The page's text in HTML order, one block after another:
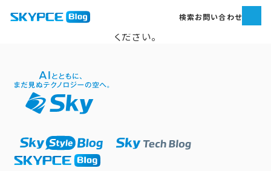
検索お問い合わせ
エラーが発生しました。しばらく時間をおいてから再度お試し
ください。